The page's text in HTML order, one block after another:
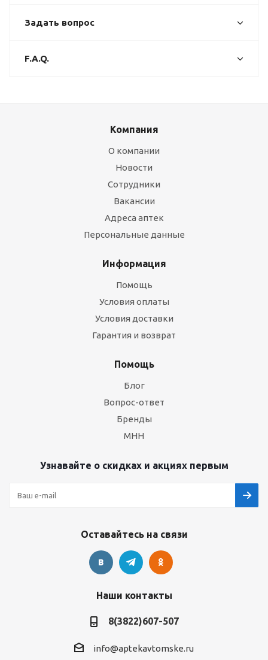
Задать вопрос
F.A.Q.
Компания
О компании
Новости
Сотрудники
Вакансии
Адреса аптек
Персональные данные
Информация
Помощь
Условия оплаты
Условия доставки
Гарантия и возврат
Помощь
Блог
Вопрос-ответ
Бренды
МНН
Узнавайте о скидках и акциях первым
Оставайтесь на связи
Наши контакты
8(3822)607-507
info@aptekavtomske.ru